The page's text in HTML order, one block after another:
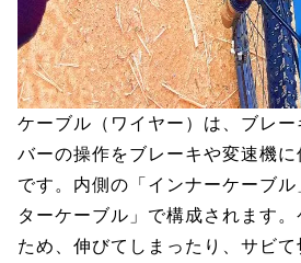
ケーブル（ワイヤー）は、ブレ
バーの操作をブレーキや変速機
です。内側の「インナーケーブ
ターケーブル」で構成されます
ため、伸びてしまったり、サビ